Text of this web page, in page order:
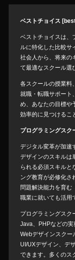
ベストチョイス
ベストチョイスは、
ルに特化した比較サ
社会人から、将来の
て最適なスクール選
各スクールの授業料
就職・転職サポート
め、あなたの目標や
効率的に見つけるこ
プログラミングスク
デジタル変革が加速
デザインのスキルは
られる必須スキルと
ング教育が必修化さ
問題解決能力を育む
職業に就いても活用
プログラミングスク
Java、PHPなどの実
Webデザインスクー
UI/UXデザイン、デ
できます。多くのス